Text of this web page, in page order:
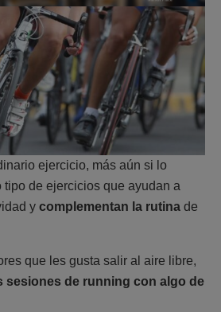
ejercicio, más aún si lo
tipo de ejercicios que ayudan a
y complementan la rutina de
que les gusta salir al aire libre,
sesiones de running con algo de